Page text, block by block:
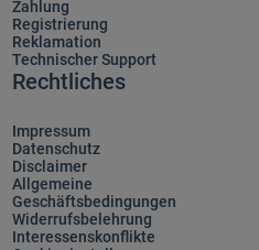
Zahlung
Registrierung
Reklamation
Technischer Support
Rechtliches
Impressum
Datenschutz
Disclaimer
Allgemeine
Geschäftsbedingungen
Widerrufsbelehrung
Interessenskonflikte